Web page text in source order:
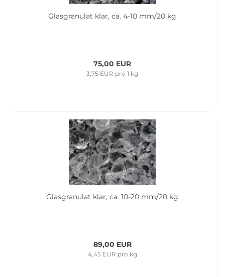
Glas­gra­nu­lat klar, ca. 4-10 mm/20 kg
75,00 EUR
3,75 EUR pro 1 kg
Glas­gra­nu­lat klar, ca. 10-20 mm/20 kg
89,00 EUR
4,45 EUR pro kg